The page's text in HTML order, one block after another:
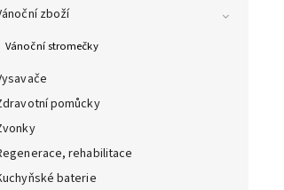
zboží
Vánoční stromečky
pomůcky
rehabilitace
baterie